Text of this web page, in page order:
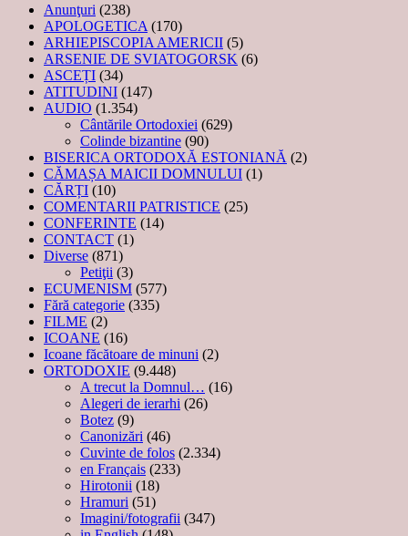
Anunţuri (238)
APOLOGETICA (170)
ARHIEPISCOPIA AMERICII (5)
ARSENIE DE SVIATOGORSK (6)
ASCEȚI (34)
ATITUDINI (147)
AUDIO (1.354)
Cântările Ortodoxiei (629)
Colinde bizantine (90)
BISERICA ORTODOXĂ ESTONIANĂ (2)
CĂMAȘA MAICII DOMNULUI (1)
CĂRȚI (10)
COMENTARII PATRISTICE (25)
CONFERINTE (14)
CONTACT (1)
Diverse (871)
Petiţii (3)
ECUMENISM (577)
Fără categorie (335)
FILME (2)
ICOANE (16)
Icoane făcătoare de minuni (2)
ORTODOXIE (9.448)
A trecut la Domnul… (16)
Alegeri de ierarhi (26)
Botez (9)
Canonizări (46)
Cuvinte de folos (2.334)
en Français (233)
Hirotonii (18)
Hramuri (51)
Imagini/fotografii (347)